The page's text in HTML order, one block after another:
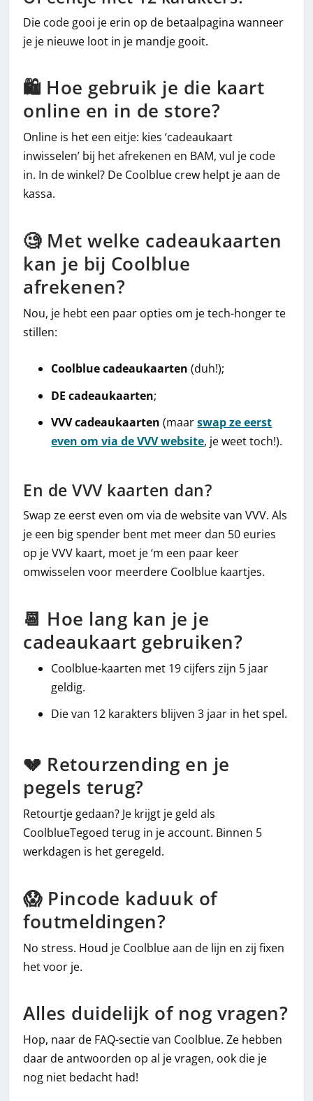
Die code gooi je erin op de betaalpagina wanneer
je je nieuwe loot in je mandje gooit.
🛍 Hoe gebruik je die kaart
online en in de store?
Online is het een eitje: kies ‘cadeaukaart
inwisselen’ bij het afrekenen en BAM, vul je code
in. In de winkel? De Coolblue crew helpt je aan de
kassa.
🧐 Met welke cadeaukaarten
kan je bij Coolblue
afrekenen?
Nou, je hebt een paar opties om je tech-honger te
stillen:
Coolblue cadeaukaarten (duh!);
DE cadeaukaarten;
VVV cadeaukaarten (maarswap ze eerst
even om via de VVV website, je weet toch!).
En de VVV kaarten dan?
Swap ze eerst even om via de website van VVV. Als
je een big spender bent met meer dan 50 euries
op je VVV kaart, moet je ‘m een paar keer
omwisselen voor meerdere Coolblue kaartjes.
📆 Hoe lang kan je je
cadeaukaart gebruiken?
Coolblue-kaarten met 19 cijfers zijn 5 jaar
geldig.
Die van 12 karakters blijven 3 jaar in het spel.
💔 Retourzending en je
pegels terug?
Retourtje gedaan? Je krijgt je geld als
CoolblueTegoed terug in je account. Binnen 5
werkdagen is het geregeld.
😱 Pincode kaduuk of
foutmeldingen?
No stress. Houd je Coolblue aan de lijn en zij fixen
het voor je.
Alles duidelijk of nog vragen?
Hop, naar de FAQ-sectie van Coolblue. Ze hebben
daar de antwoorden op al je vragen, ook die je
nog niet bedacht had!